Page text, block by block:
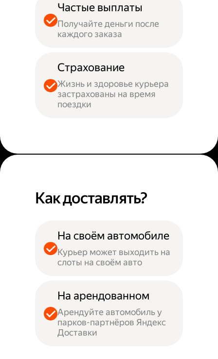
Частые выплаты
Получайте деньги после
каждого заказа
Страхование
Жизнь и здоровье курьера
застрахованы на время
поездки
Как доставлять?
На своём автомобиле
Курьер может выходить на
слоты на своём авто
На арендованном
Арендуйте автомобиль у
парков-партнёров Яндекс
Доставки